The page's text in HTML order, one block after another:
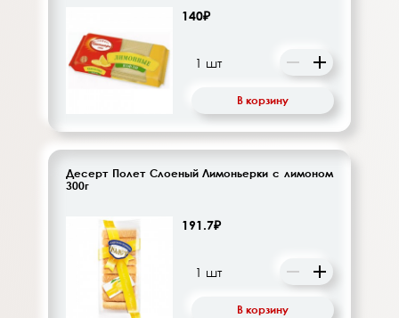
140₽
В корзину
Десерт Полет Слоеный Лимоньерки с лимоном
300г
191.7₽
В корзину